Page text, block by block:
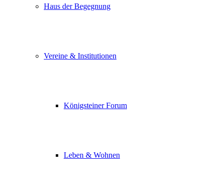
Haus der Begegnung
Vereine & Institutionen
Königsteiner Forum
Leben & Wohnen